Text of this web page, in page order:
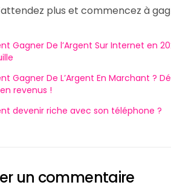
plus et commencez à
Gagner De l’Argent Sur Internet en
Gagner De L’Argent En Marchant ?
revenus !
devenir riche avec son téléphone ?
un commentaire